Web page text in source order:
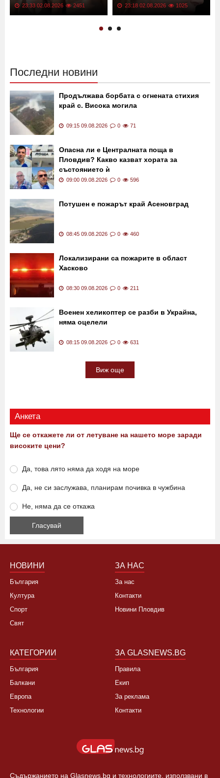
23:33 02.08.2026 2451 23:18 02.08.2026 1025
Последни новини
Продължава борбата с огнената стихия
край с. Висока могила
09:15 09.08.2026 0 71
Опасна ли е Централната поща в
Пловдив? Какво казват хората за
състоянието ѝ
09:00 09.08.2026 0 596
Потушен е пожарът край Асеновград
08:45 09.08.2026 0 460
Локализирани са пожарите в област
Хасково
08:30 09.08.2026 0 211
Военен хеликоптер се разби в Украйна,
няма оцелели
08:15 09.08.2026 0 631
Виж още
Анкета
Ще се откажете ли от летуване на нашето море заради
високите цени?
Да, това лято няма да ходя на море
Да, не си заслужава, планирам почивка в чужбина
Не, няма да се откажа
НОВИНИ
България
Култура
Спорт
Свят
ЗА НАС
За нас
Контакти
Новини Пловдив
КАТЕГОРИИ
България
Балкани
Европа
Технологии
ЗА GLASNEWS.BG
Правила
Екип
За реклама
Контакти
Съдържанието на Glasnews.bg и технологиите, използвани в